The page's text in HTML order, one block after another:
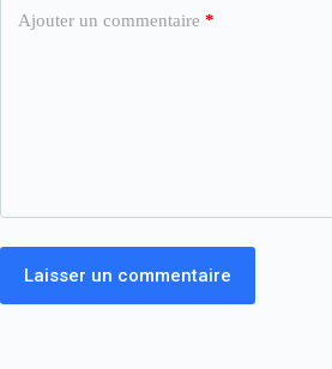
Ajouter un commentaire *
Laisser un commentaire